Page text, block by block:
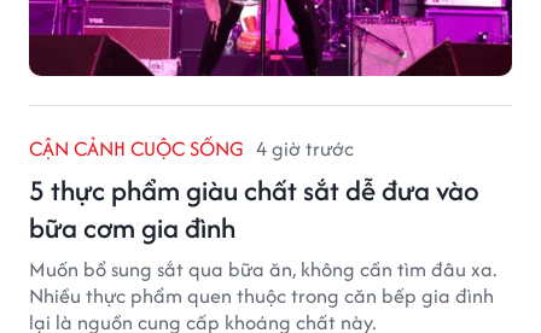
CẬN CẢNH CUỘC SỐNG 4 giờ trước
5 thực phẩm giàu chất sắt dễ đưa vào
bữa cơm gia đình
Muốn bổ sung sắt qua bữa ăn, không cần tìm đâu xa.
Nhiều thực phẩm quen thuộc trong căn bếp gia đình
lại là nguồn cung cấp khoáng chất này.